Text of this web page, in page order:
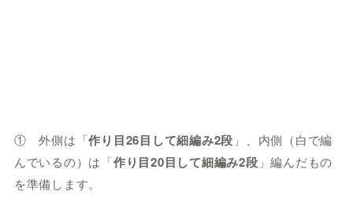
① 外側は「作り目26目して細編み2段 」、内側（白で編
んでいるの）は「作り目20目して細編み2段 」編んだもの
を準備します。